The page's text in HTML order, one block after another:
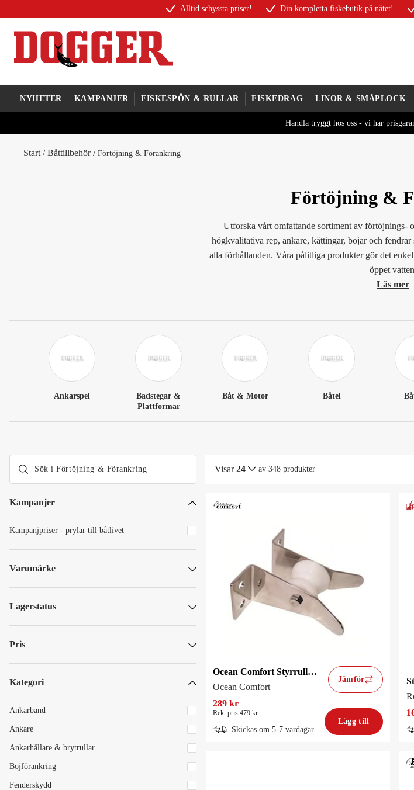
Alltid schyssta priser! Din kompletta fiskebutik på nätet!
NYHETER KAMPANJER FISKESPÖN & RULLAR FISKEDRAG LINOR & SMÅPLOCK
Handla tryggt hos oss - vi har
Start /Båttillbehör/ Förtöjning & Förankring
Förtöjning &
Utforska vårt omfattande sortiment av förtöjnings-
högkvalitativa rep, ankare, kättingar, bojar och
alla förhållanden. Våra pålitliga produkter gör det
öppet
Läs mer
Ankarspel
Badstegar &
Plattformar
Båt & Motor Båtel
Kampanjer
Kampanjpriser - prylar till båtlivet
Varumärke
Rorsman
SafeQuip
SeaSea
Unimer Marine
19 till att visa...
Lagerstatus
Pris
Kategori
Ankarband
Ankare
Ankarhållare & brytrullar
Bojförankring
Fenderskydd
Visar24 av 348 produkter
Ocean Comfort Styrrulle Oc Ankarlina/Kätting
Ocean Comfort
Jämför
289 kr
Rek. pris 479 kr
Skickas om 5-7 vardagar
Lägg till